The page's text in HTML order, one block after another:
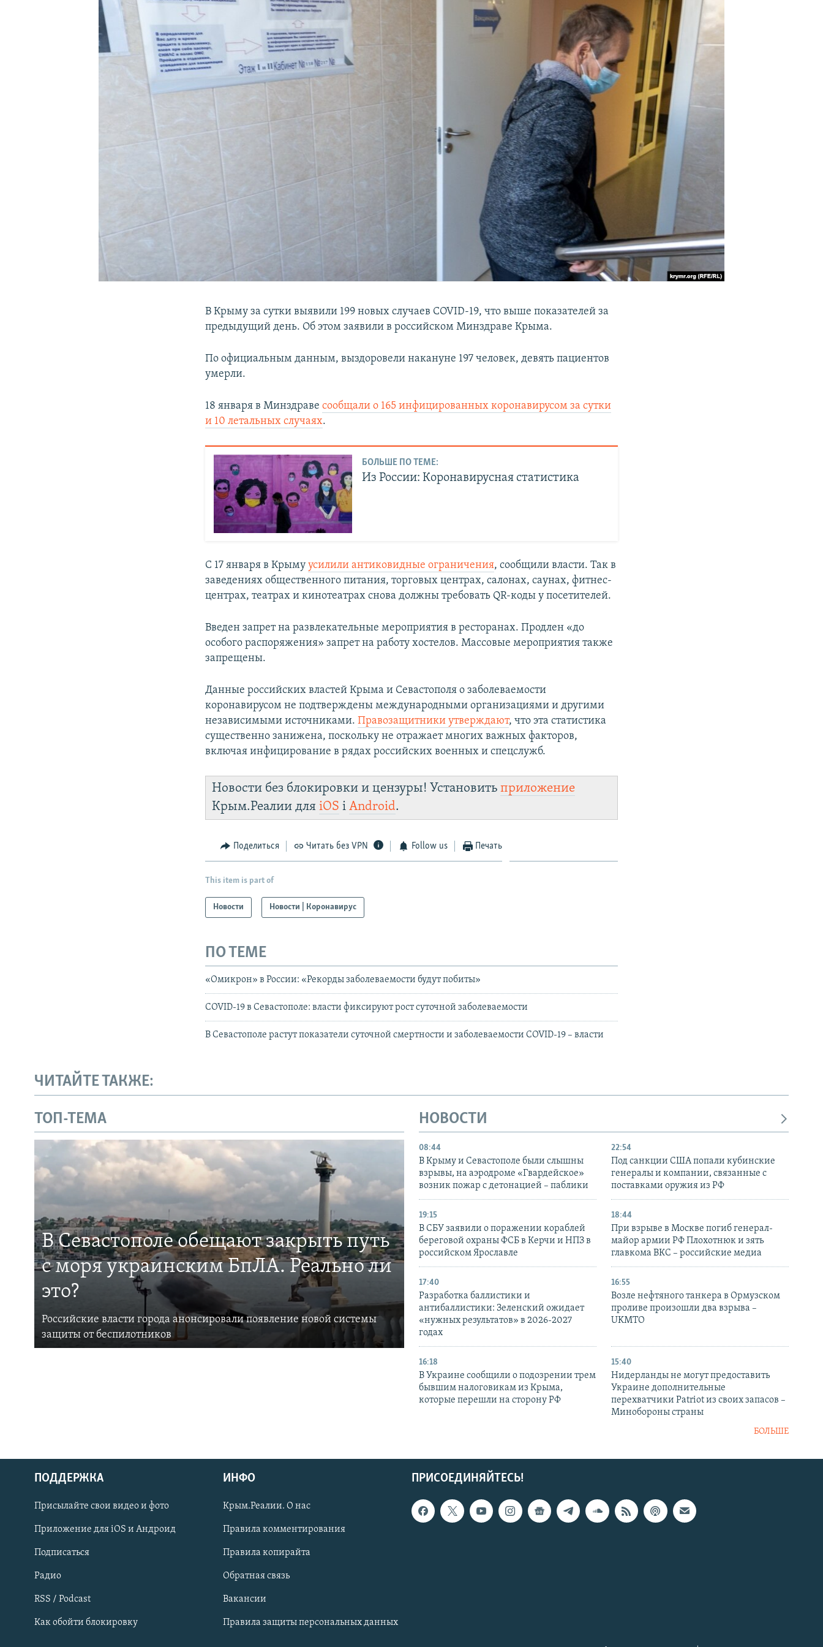
КРЫМ.НЕПОКОРЕННЫЙ
УКРАИНСКАЯ ПРОБЛЕМА КРЫМА
Українською
Qırımtatar
ПРИСОЕДИНЯЙТЕСЬ!
В Крыму за сутки выявили 199 новых случаев COVID-19, что выше показателей за
предыдущий день. Об этом заявили в российском Минздраве Крыма.
По официальным данным, выздоровели накануне 197 человек, девять пациентов
умерли.
18 января в Минздравесообщали о 165 инфицированных коронавирусом за сутки
и 10 летальных случаях.
БОЛЬШЕ ПО ТЕМЕ:
Из России: Коронавирусная статистика
С 17 января в Крымуусилили антиковидные ограничения, сообщили власти. Так в
заведениях общественного питания, торговых центрах, салонах, саунах, фитнес-
центрах, театрах и кинотеатрах снова должны требовать QR-коды у посетителей.
Введен запрет на развлекательные мероприятия в ресторанах. Продлен «до
особого распоряжения» запрет на работу хостелов. Массовые мероприятия также
запрещены.
Данные российских властей Крыма и Севастополя о заболеваемости
коронавирусом не подтверждены международными организациями и другими
независимыми источниками.Правозащитники утверждают, что эта статистика
существенно занижена, поскольку не отражает многих важных факторов,
включая инфицирование в рядах российских военных и спецслужб.
Новости без блокировки и цензуры! Установитьприложение
Крым.Реалии дляiOS іAndroid.
Поделиться Читать без VPN Follow us Печать
This item is part of
Новости Новости | Коронавирус
ПО ТЕМЕ
«Омикрон» в России: «Рекорды заболеваемости будут побиты»
COVID-19 в Севастополе: власти фиксируют рост суточной заболеваемости
В Севастополе растут показатели суточной смертности и заболеваемости COVID-19 – власти
ЧИТАЙТЕ ТАКЖЕ:
ТОП-ТЕМА
В Севастополе обещают закрыть путь
с моря украинским БпЛА. Реально ли
это?
Российские власти города анонсировали появление новой системы
защиты от беспилотников
НОВОСТИ
08:44
В Крыму и Севастополе были слышны
взрывы, на аэродроме «Гвардейское»
возник пожар с детонацией – паблики
22:54
Под санкции США попали кубинские
генералы и компании, связанные с
поставками оружия из РФ
19:15
В СБУ заявили о поражении кораблей
береговой охраны ФСБ в Керчи и НПЗ в
российском Ярославле
18:44
При взрыве в Москве погиб генерал-
майор армии РФ Плохотнюк и зять
главкома ВКС – российские медиа
17:40
Разработка баллистики и
антибаллистики: Зеленский ожидает
«нужных результатов» в 2026-2027
годах
16:55
Возле нефтяного танкера в Ормузском
проливе произошли два взрыва –
UKMTO
16:18
В Украине сообщили о подозрении трем
бывшим налоговикам из Крыма,
которые перешли на сторону РФ
15:40
Нидерланды не могут предоставить
Украине дополнительные
перехватчики Patriot из своих запасов –
Минобороны страны
БОЛЬШЕ
ПРИСОЕДИНЯЙТЕСЬ!
ПОДДЕРЖКА
Присылайте свои видео и фото
Приложение для iOS и Андроид
Подписаться
Радио
RSS / Podcast
Как обойти блокировку
ИНФО
Крым.Реалии. О нас
Правила комментирования
Правила копирайта
Обратная связь
Вакансии
Правила защиты персональных данных